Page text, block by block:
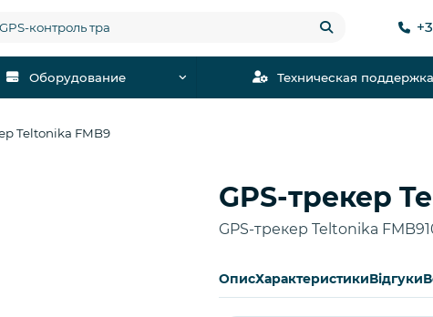
Оборудование Техническая поддержка
Teltonika FMB9
GPS-трекер
GPS-трекер Teltonika
ОписХарактеристикиВідгуки
Купить